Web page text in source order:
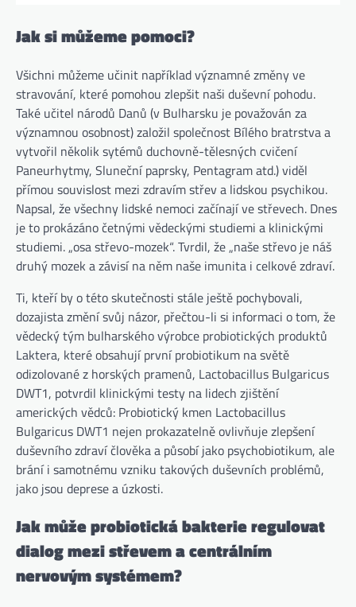
Jak si můžeme pomoci?
Všichni můžeme učinit například významné změny ve
stravování, které pomohou zlepšit naši duševní pohodu.
Také učitel národů Danů (v Bulharsku je považován za
významnou osobnost) založil společnost Bílého bratrstva a
vytvořil několik sytémů duchovně-tělesných cvičení
Paneurhytmy, Sluneční paprsky, Pentagram atd.) viděl
přímou souvislost mezi zdravím střev a lidskou psychikou.
Napsal, že všechny lidské nemoci začínají ve střevech. Dnes
je to prokázáno četnými vědeckými studiemi a klinickými
studiemi. „osa střevo-mozek“. Tvrdil, že „naše střevo je náš
druhý mozek a závisí na něm naše imunita i celkové zdraví.
Ti, kteří by o této skutečnosti stále ještě pochybovali,
dozajista změní svůj názor, přečtou-li si informaci o tom, že
vědecký tým bulharského výrobce probiotických produktů
Laktera, které obsahují první probiotikum na světě
odizolované z horských pramenů, Lactobacillus Bulgaricus
DWT1, potvrdil klinickými testy na lidech zjištění
amerických vědců: Probiotický kmen Lactobacillus
Bulgaricus DWT1 nejen prokazatelně ovlivňuje zlepšení
duševního zdraví člověka a působí jako psychobiotikum, ale
brání i samotnému vzniku takových duševních problémů,
jako jsou deprese a úzkosti.
Jak může probiotická bakterie regulovat
dialog mezi střevem a centrálním
nervovým systémem?